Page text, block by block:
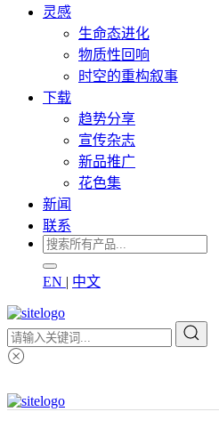
灵感
生命态进化
物质性回响
时空的重构叙事
下载
趋势分享
宣传杂志
新品推广
花色集
新闻
联系
EN | 中文